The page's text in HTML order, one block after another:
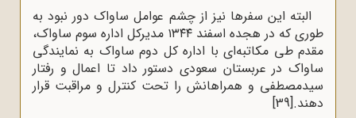
البته این سفرها نیز از چشم عوامل ساواک دور نبود به
طوری که در هجده اسفند ۱۳۴۴ مدیرکل اداره سوم ساواک،
مقدم طی مکاتبه‌ای با اداره کل دوم ساواک به نمایندگی
ساواک در عربستان سعودی دستور داد تا اعمال و رفتار
سیدمصطفی و همراهانش را تحت کنترل و مراقبت قرار
دهند.[39]